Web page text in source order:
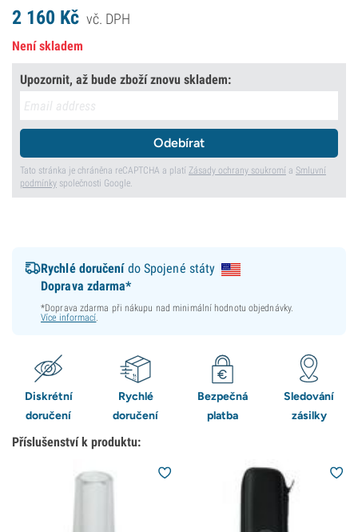
2 160 Kč vč. DPH
Není skladem
Upozornit, až bude zboží znovu skladem:
Odebírat
Tato stránka je chráněna reCAPTCHA a platí Zásady ochrany soukromí a Smluvní
podmínky společnosti Google.
Rychlé doručenído Spojené státy
Doprava zdarma*
*Doprava zdarma při nákupu nad minimální hodnotu objednávky.
Více informací.
Diskrétní
doručení
Rychlé
doručení
Bezpečná
platba
Sledování
zásilky
Příslušenství k produktu: